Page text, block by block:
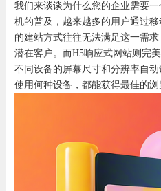
我们来谈谈为什么您的企业需要
机的普及，越来越多的用户通过
的建站方式往往无法满足这一需
潜在客户。而H5响应式网站则完
不同设备的屏幕尺寸和分辨率自
使用何种设备，都能获得最佳的浏